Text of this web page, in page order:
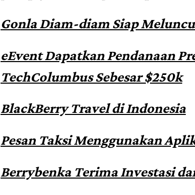
Gonla Diam-diam Siap
eEvent Dapatkan Pendanaan
TechColumbus Sebesar $250k
BlackBerry Travel di Indonesia
Pesan Taksi Menggunakan
Berrybenka Terima Investasi